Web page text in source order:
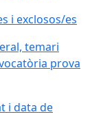
i exclosos/es
temari
prova
i data de